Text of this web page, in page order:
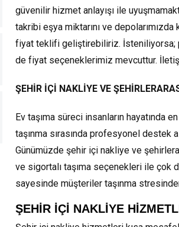
güvenilir hizmet anlayışı ile
takribi eşya miktarını ve
fiyat teklifi geliştirebiliriz. İsteniliyorsa;
de fiyat seçeneklerimiz mevcuttur.
ŞEHİR İÇİ NAKLİYE VE
Ev taşıma süreci insanların
taşınma sırasında profesyonel destek
Günümüzde şehir içi nakliye ve
ve sigortalı taşıma seçenekleri ile çok
sayesinde müşteriler taşınma
ŞEHİR İÇİ NAKLİYE